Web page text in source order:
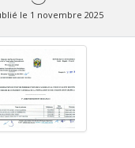
le 1 novembre 2025